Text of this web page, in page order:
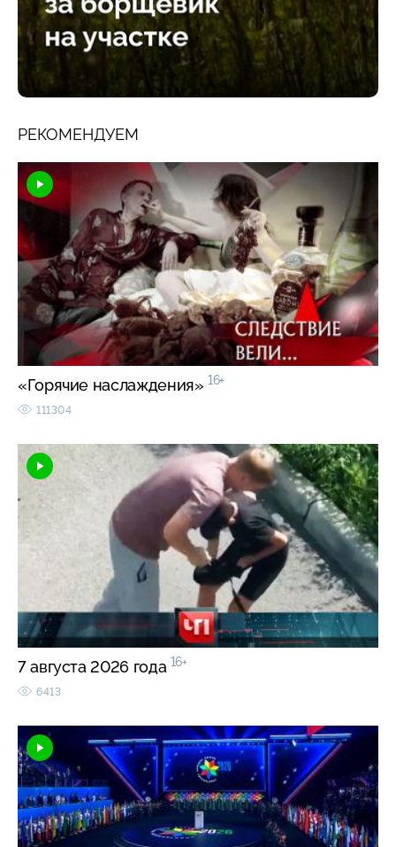
РЕКОМЕНДУЕМ
«Горячие наслаждения» 16+
111304
7 августа 2026 года 16+
6413